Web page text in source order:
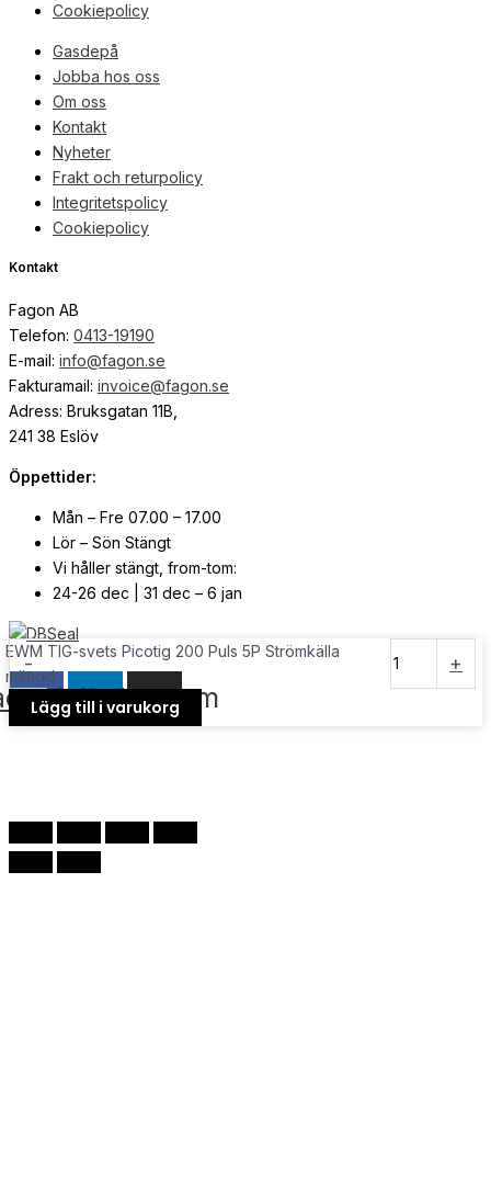
Cookiepolicy
Gasdepå
Jobba hos oss
Om oss
Kontakt
Nyheter
Frakt och returpolicy
Integritetspolicy
Cookiepolicy
Kontakt
Fagon AB
Telefon: 0413-19190
E-mail: info@fagon.se
Fakturamail: invoice@fagon.se
Adress: Bruksgatan 11B,
241 38 Eslöv
Öppettider:
Mån – Fre 07.00 – 17.00
Lör – Sön Stängt
Vi håller stängt, from-tom:
24-26 dec | 31 dec – 6 jan
© Copyright2026| Webb avSvensk Media Partner
Linkedin
Instagram
-
EWM TIG-svets Picotig 200 Puls 5P Strömkälla
mängd
+
Lägg till i varukorg